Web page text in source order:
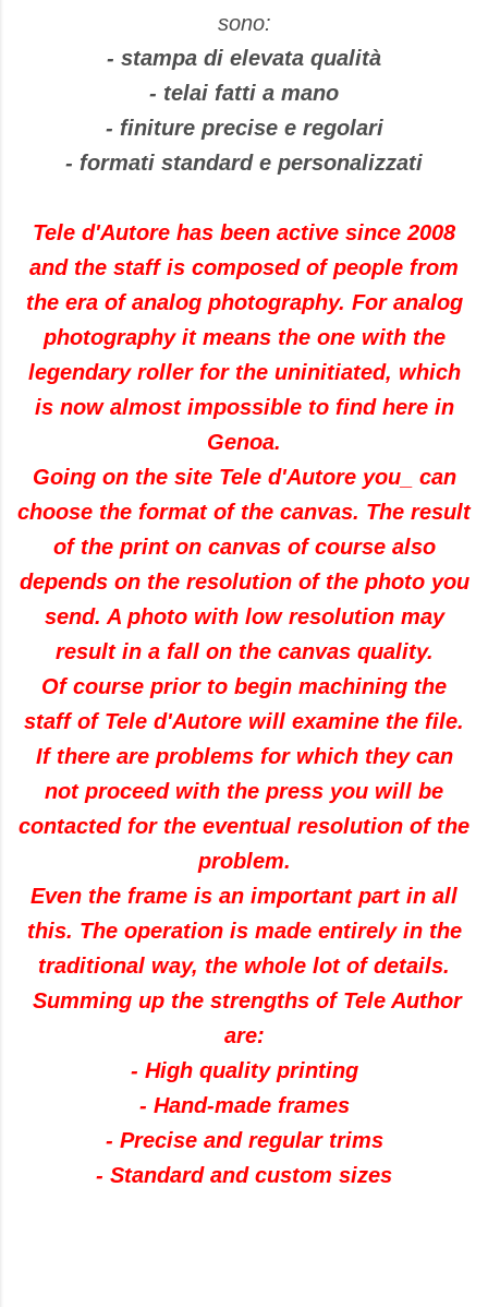
sono:
- stampa di elevata qualità
- telai fatti a mano
- finiture precise e regolari
- formati standard e personalizzati
Tele d'Autore has been active since 2008
and the staff is composed of people from
the era of analog photography. For analog
photography it means the one with the
legendary roller for the uninitiated, which
is now almost impossible to find here in
Genoa.
Going on the site Tele d'Autore you_
can
choose the format of the canvas. The result
of the print on canvas of course also
depends on the resolution of the photo you
send. A photo with low resolution may
result in a fall on the canvas quality.
Of course prior to begin machining the
staff of Tele d'Autore will examine the file.
If there are problems for which they can
not proceed with the press you will be
contacted for the eventual resolution of the
problem.
Even the frame is an important part in all
this. The operation is made entirely in the
traditional way, the whole lot of details.
Summing up the strengths of Tele Author
are:
- High quality printing
- Hand-made frames
- Precise and regular trims
- Standard and custom sizes